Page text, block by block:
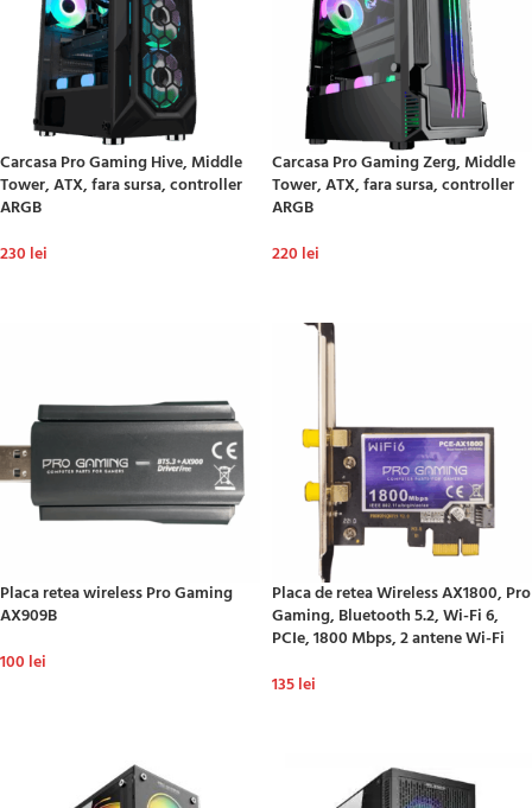
Carcasa Pro Gaming Hive, Middle
Tower, ATX, fara sursa, controller
ARGB
230 lei
Carcasa Pro Gaming Zerg, Middle
Tower, ATX, fara sursa, controller
ARGB
220 lei
Placa retea wireless Pro Gaming
AX909B
100 lei
Placa de retea Wireless AX1800, Pro
Gaming, Bluetooth 5.2, Wi-Fi 6,
PCIe, 1800 Mbps, 2 antene Wi-Fi
135lei